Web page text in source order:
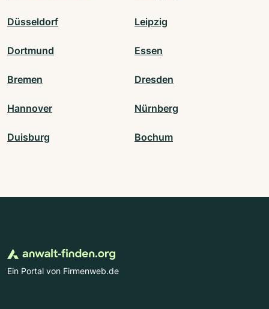
Düsseldorf Leipzig
Dortmund Essen
Bremen Dresden
Hannover Nürnberg
Duisburg Bochum
Ein Portal von Firmenweb.de